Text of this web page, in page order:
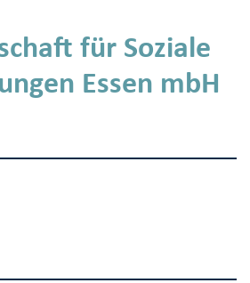
für Soziale
Essen mbH